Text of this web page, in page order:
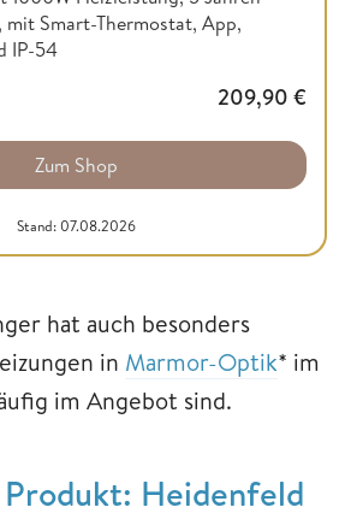
Smart-Thermostat, App,
IP-54
209,90 €
Zum Shop
Stand: 07.08.2026
hat auch besonders
in Marmor-Optik* im
im Angebot sind.
Heidenfeld